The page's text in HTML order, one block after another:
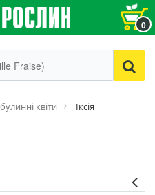
0
квіти Іксія